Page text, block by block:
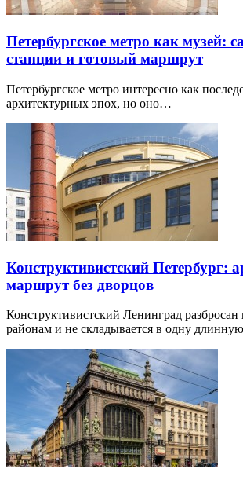
Петербургское метро как музей:
станции и готовый маршрут
Петербургское метро интересно как
архитектурных эпох, но оно…
Конструктивистский Петербург:
маршрут без дворцов
Конструктивистский Ленинград разбросан
районам и не складывается в одну